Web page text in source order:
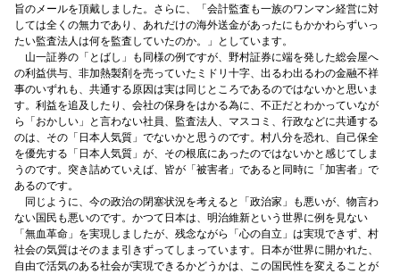
旨のメールを頂戴しました。さらに、「会計監査も一族のワンマン経営に対
しては全くの無力であり、あれだけの海外送金があったにもかかわらずいっ
たい監査法人は何を監査していたのか。」としています。
山一証券の「とばし」も同様の例ですが、野村証券に端を発した総会屋へ
の利益供与、非加熱製剤を売っていたミドリ十字、出るわ出るわの金融不祥
事のいずれも、共通する原因は実は同じところであるのではないかと思いま
す。利益を追及したり、会社の保身をはかる為に、不正だとわかっていなが
ら「おかしい」と言わない社員、監査法人、マスコミ、行政などに共通する
のは、その「日本人気質」でないかと思うのです。村八分を恐れ、自己保全
を優先する「日本人気質」が、その根底にあったのではないかと感じてしま
うのです。突き詰めていえば、皆が「被害者」であると同時に「加害者」で
あるのです。
同じように、今の政治の閉塞状況を考えると「政治家」も悪いが、物言わ
ない国民も悪いのです。かつて日本は、明治維新という世界に例を見ない
「無血革命」を実現しましたが、残念ながら「心の自立」は実現できず、村
社会の気質はそのまま引きずってしまっています。日本が世界に開かれた、
自由で活気のある社会が実現できるかどうかは、この国民性を変えることが